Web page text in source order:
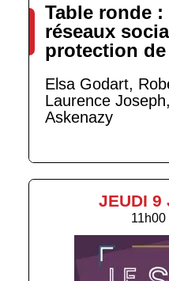
Table ronde :
réseaux
protection de
Elsa Godart,
Laurence
Askenazy
JEUDI 9
11h00